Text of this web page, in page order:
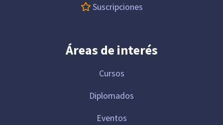
Suscripciones
Áreas de interés
Cursos
Diplomados
Eventos